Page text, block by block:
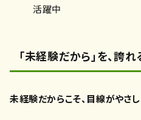
活躍中
「未経験だから」を、誇
未経験だからこそ、目線がやさし